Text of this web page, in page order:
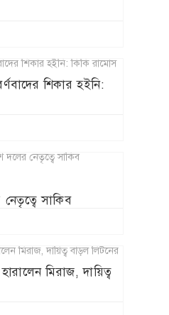
শিকার হইনি:
সাকিব
মিরাজ, দায়িত্ব